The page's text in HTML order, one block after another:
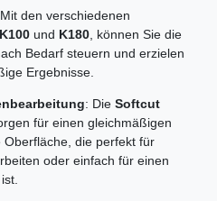
den verschiedenen
K100 und K180, können Sie die
Bedarf steuern und erzielen
Ergebnisse.
: Die Softcut
für einen gleichmäßigen
die perfekt für
oder einfach für einen